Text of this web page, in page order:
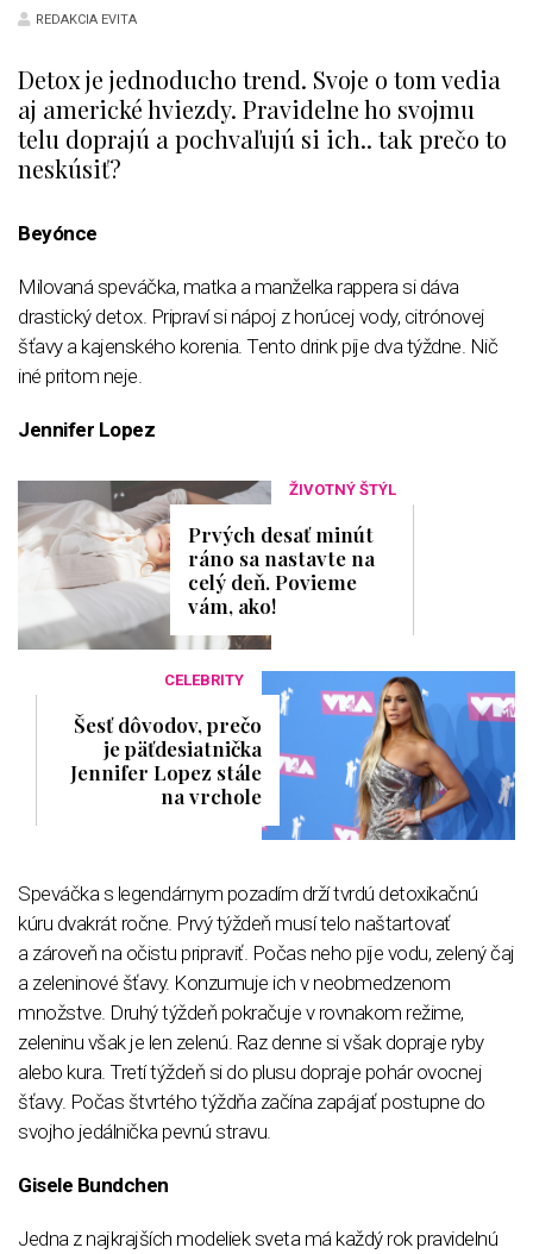
REDAKCIA EVITA
Detox je jednoducho trend. Svoje o tom vedia
aj americké hviezdy. Pravidelne ho svojmu
telu doprajú a pochvaľujú si ich.. tak prečo to
neskúsiť?
Beyónce
Milovaná speváčka, matka a manželka rappera si dáva
drastický detox. Pripraví si nápoj z horúcej vody, citrónovej
šťavy a kajenského korenia. Tento drink pije dva týždne. Nič
iné pritom neje.
Jennifer Lopez
ŽIVOTNÝ ŠTÝL
Prvých desať minút
ráno sa nastavte na
celý deň. Povieme
vám, ako!
CELEBRITY
Šesť dôvodov, prečo
je päťdesiatnička
Jennifer Lopez stále
na vrchole
Speváčka s legendárnym pozadím drží tvrdú detoxikačnú
kúru dvakrát ročne. Prvý týždeň musí telo naštartovať
a zároveň na očistu pripraviť. Počas neho pije vodu, zelený čaj
a zeleninové šťavy. Konzumuje ich v neobmedzenom
množstve. Druhý týždeň pokračuje v rovnakom režime,
zeleninu však je len zelenú. Raz denne si však dopraje ryby
alebo kura. Tretí týždeň si do plusu dopraje pohár ovocnej
šťavy. Počas štvrtého týždňa začína zapájať postupne do
svojho jedálnička pevnú stravu.
Gisele Bundchen
Jedna z najkrajších modeliek sveta má každý rok pravidelnú